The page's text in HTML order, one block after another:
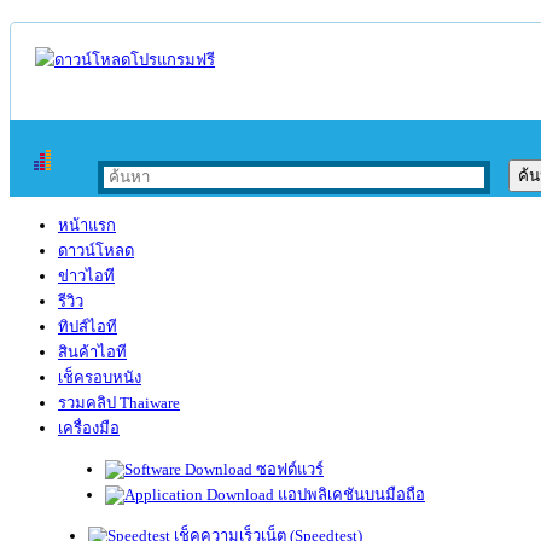
หน้าแรก
ดาวน์โหลด
ข่าวไอที
รีวิว
ทิปส์ไอที
สินค้าไอที
เช็ครอบหนัง
รวมคลิป Thaiware
เครื่องมือ
ซอฟต์แวร์
แอปพลิเคชันบนมือถือ
เช็คความเร็วเน็ต (Speedtest)